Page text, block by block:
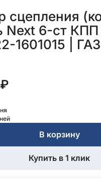
сцепления
Next 6-ст
1601015 | ГАЗ
В корзину
Купить в 1 клик